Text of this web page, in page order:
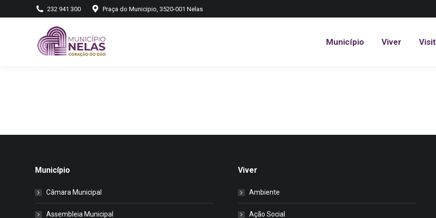
232 941 300 Praça do Municipio, 3520-001 Nelas
Município Viver
Município
Câmara Municipal
Assembleia Municipal
Viver
Ambiente
Ação Social
Município Viver